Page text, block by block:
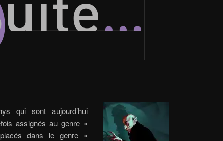
qui sont aujourd’hui
assignés au genre «
dans le genre «